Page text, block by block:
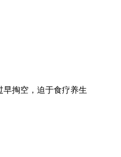
掏空，迫于食疗养生